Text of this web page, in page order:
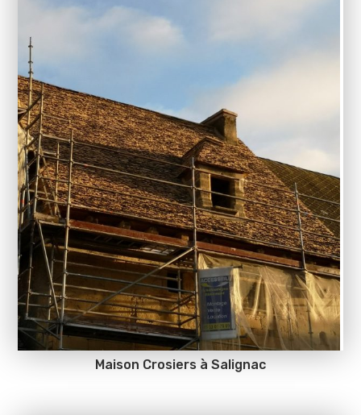
Maison Crosiers à Salignac